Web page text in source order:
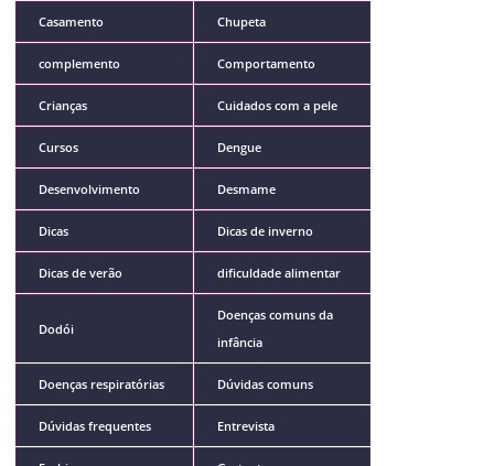
Casamento Chupeta
complemento Comportamento
Crianças Cuidados com a pele
Cursos Dengue
Desenvolvimento Desmame
Dicas Dicas de inverno
Dicas de verão dificuldade alimentar
Dodói
Doenças comuns da
infância
Doenças respiratórias Dúvidas comuns
Dúvidas frequentes Entrevista